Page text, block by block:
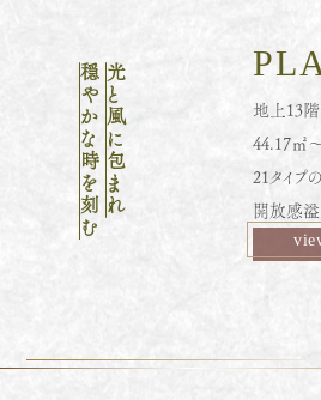
光と風に包まれ
穏やかな時を刻む
地上13階
44.17㎡
21タイプ
開放感溢